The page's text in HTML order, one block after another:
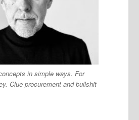
in simple ways. For
Clue procurement and bullshit